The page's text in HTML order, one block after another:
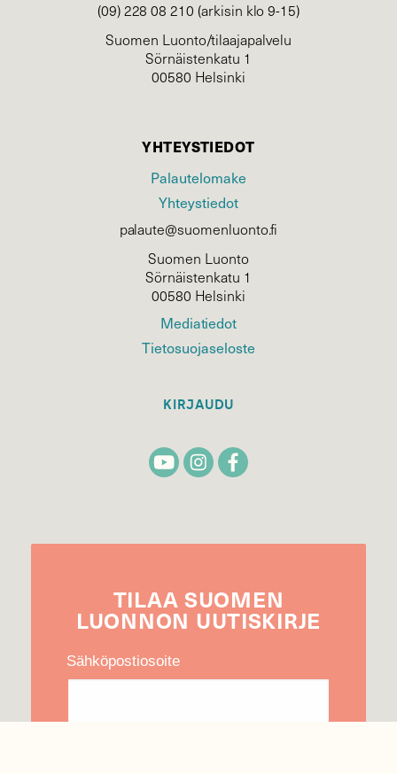
(09) 228 08 210 (arkisin klo 9-15)
Suomen Luonto/tilaajapalvelu
Sörnäistenkatu 1
00580 Helsinki
YHTEYSTIEDOT
Palautelomake
Yhteystiedot
palaute@suomenluonto.fi
Suomen Luonto
Sörnäistenkatu 1
00580 Helsinki
Mediatiedot
Tietosuojaseloste
KIRJAUDU
TILAA SUOMEN
LUONNON UUTIS­KIRJE
Sähköpostiosoite